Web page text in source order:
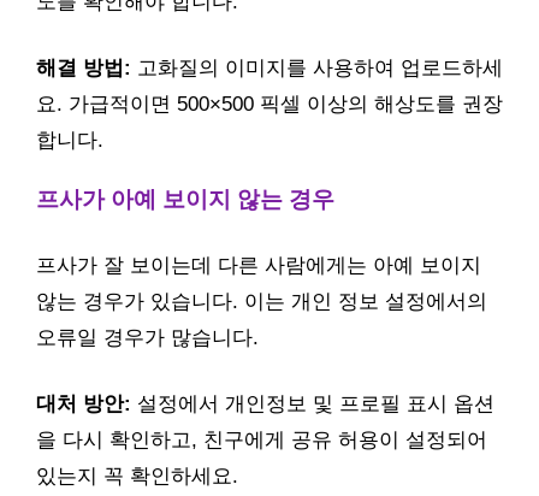
해결 방법: 고화질의 이미지를 사용하여 업로드하세
요. 가급적이면 500×500 픽셀 이상의 해상도를 권장
합니다.
프사가 아예 보이지 않는 경우
프사가 잘 보이는데 다른 사람에게는 아예 보이지
않는 경우가 있습니다. 이는 개인 정보 설정에서의
오류일 경우가 많습니다.
대처 방안: 설정에서 개인정보 및 프로필 표시 옵션
을 다시 확인하고, 친구에게 공유 허용이 설정되어
있는지 꼭 확인하세요.